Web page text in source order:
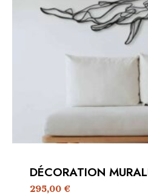
DÉCORATION
295,00€